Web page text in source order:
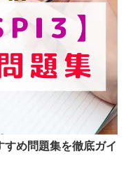
め問題集を徹底ガイ